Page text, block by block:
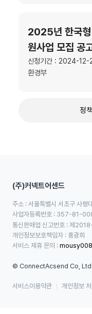
2025년 한국형
원사업 모집 공
신청기간 : 2024-
환경부
정
(주)커넥트어센드
주소 : 서울특별시 서초구 사
사업자등록번호 : 357-81-
통신판매업 신고번호 : 제
개인정보보호책임자 : 홍광희
서비스 제휴 문의 :
© ConnectAcsend Co,
서비스이용약관 개인정보